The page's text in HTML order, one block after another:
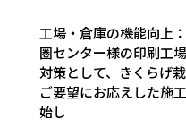
工場・倉庫の機能向上
圏センター様の印刷工
対策として、きくらげ
ご要望にお応えした施
始し